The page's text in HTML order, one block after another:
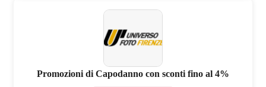
Promozioni di Capodanno con sconti fino al 4%